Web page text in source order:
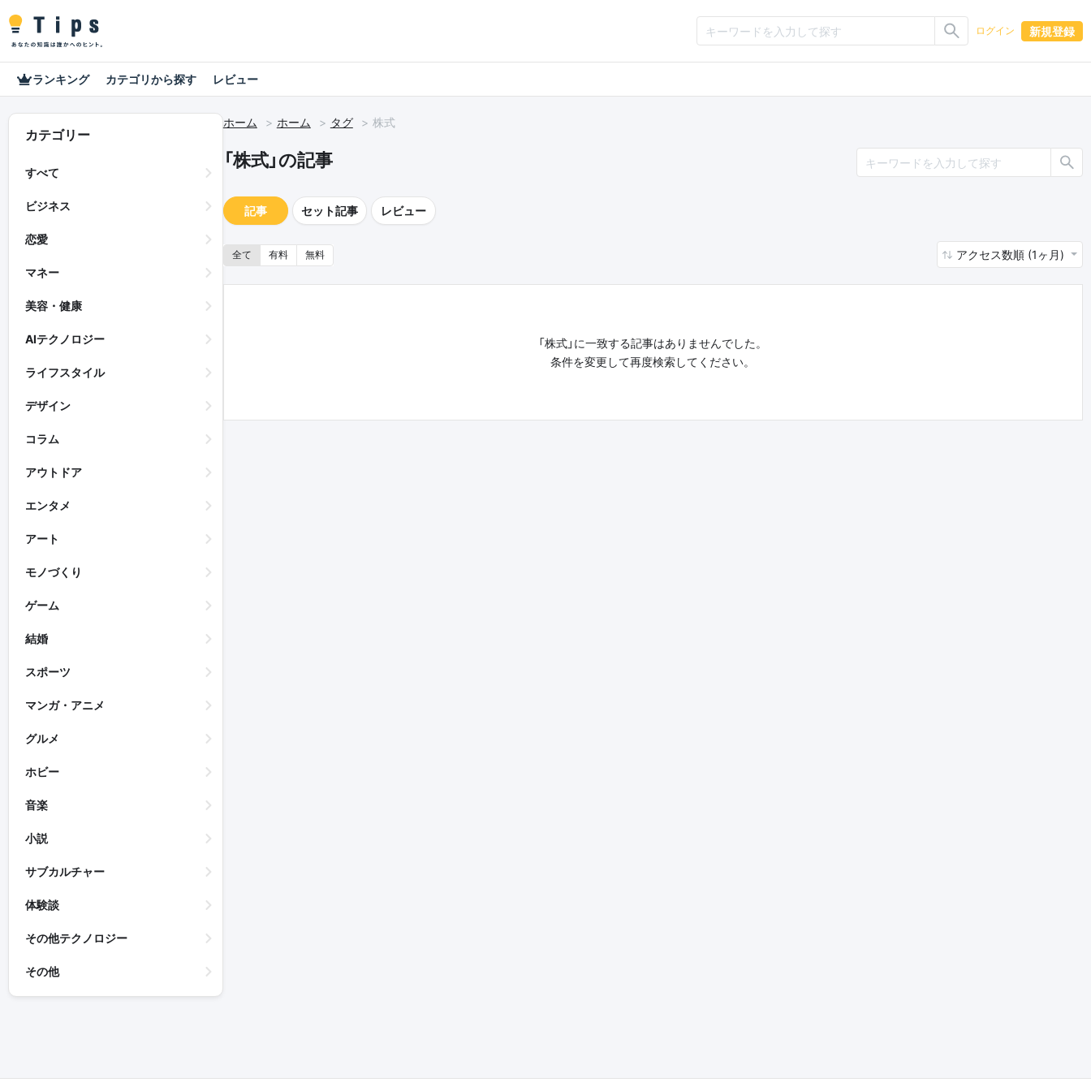
ログイン 新規登録
ランキング カテゴリから探す レビュー
カテゴリー
すべて
ビジネス
恋愛
マネー
美容・健康
AIテクノロジー
ライフスタイル
デザイン
コラム
アウトドア
エンタメ
アート
モノづくり
ゲーム
結婚
スポーツ
マンガ・アニメ
グルメ
ホビー
音楽
小説
サブカルチャー
体験談
その他テクノロジー
その他
ホーム ホーム タグ 株式
「株式」の記事
記事 セット記事 レビュー
全て 有料 無料 アクセス数順 (1ヶ月)
「株式」に一致する記事はありませんでした。
条件を変更して再度検索してください。